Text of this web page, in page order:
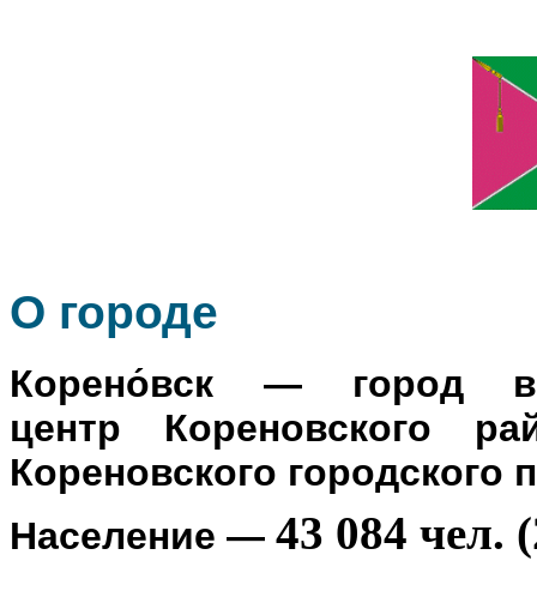
О городе
Корено́вск — город в
центр Кореновского
Кореновского городского
Население — 43 084 чел.